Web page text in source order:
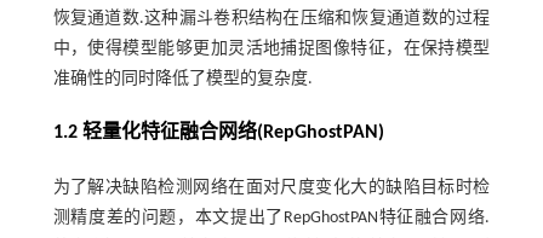
恢复通道数.这种漏斗卷积结构在压缩和恢复通道数的过程
中，使得模型能够更加灵活地捕捉图像特征，在保持模型
准确性的同时降低了模型的复杂度.
1.2 轻量化特征融合网络(RepGhostPAN)
为了解决缺陷检测网络在面对尺度变化大的缺陷目标时检
测精度差的问题，本文提出了RepGhostPAN特征融合网络.